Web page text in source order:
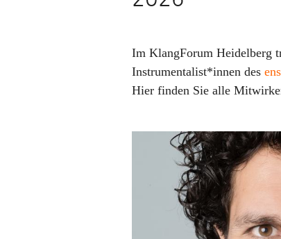
Im KlangForum Heidelberg
Instrumentalist*innen des
Hier finden Sie alle